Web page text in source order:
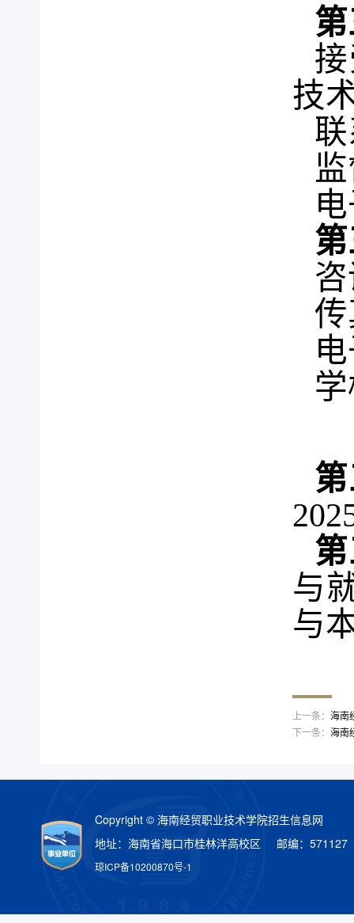
技
202
与
与
上一条： 海南
下一条： 海南
Copyright © 海南经贸职业技术学院招生信息网
地址：海南省海口市桂林洋高校区 邮编：571127
琼ICP备10200870号-1